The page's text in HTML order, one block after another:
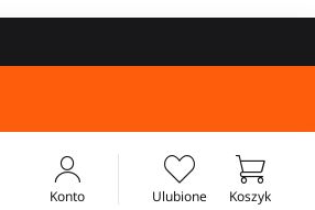
Ulubione
Konto Koszyk